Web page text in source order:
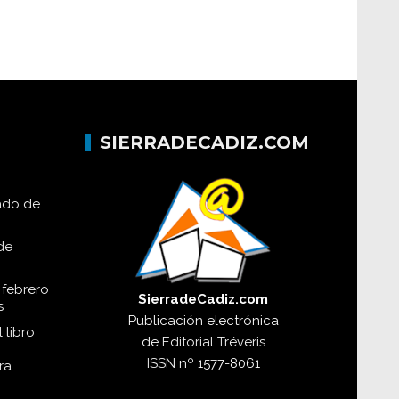
de
febrero
libro
SIERRADECADIZ.COM
SierradeCadiz.com
Publicación electrónica
de Editorial Tréveris
ISSN nº 1577-8061